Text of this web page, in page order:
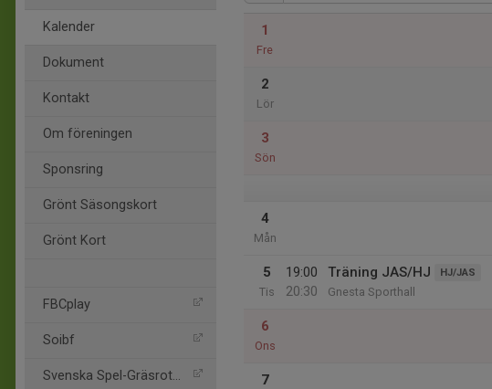
Kalender
Dokument
Kontakt
Om föreningen
Sponsring
Grönt Säsongskort
Grönt Kort
FBCplay
Soibf
Svenska Spel-Gräsroten
1
Fre
2
Lör
3
Sön
4
Mån
5
Tis
19:00
20:30
Träning JAS/HJ HJ/JAS
Gnesta Sporthall
6
Ons
7